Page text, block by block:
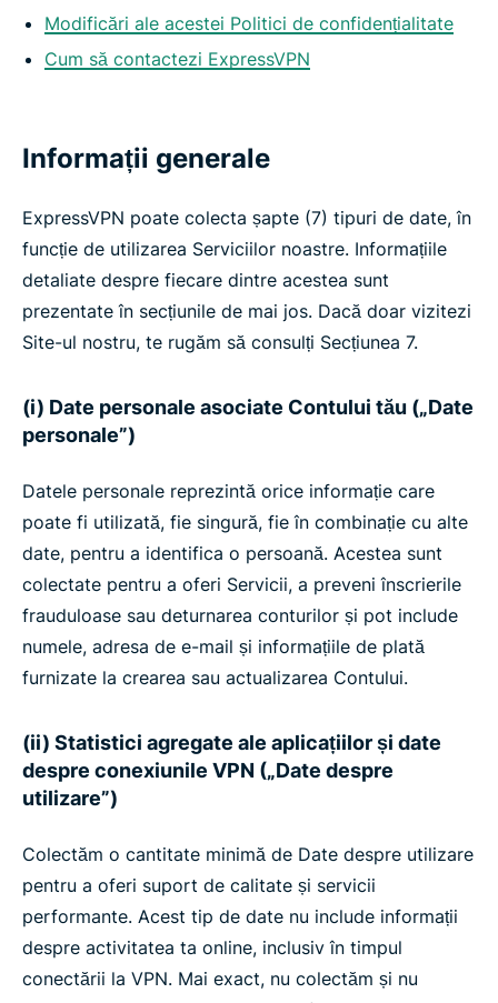
Modificări ale acestei Politici de confidențialitate
Cum să contactezi ExpressVPN
Informații generale
ExpressVPN poate colecta șapte (7) tipuri de date, în
funcție de utilizarea Serviciilor noastre. Informațiile
detaliate despre fiecare dintre acestea sunt
prezentate în secțiunile de mai jos. Dacă doar vizitezi
Site-ul nostru, te rugăm să consulți Secțiunea 7.
(i) Date personale asociate Contului tău („Date
personale”)
Datele personale reprezintă orice informație care
poate fi utilizată, fie singură, fie în combinație cu alte
date, pentru a identifica o persoană. Acestea sunt
colectate pentru a oferi Servicii, a preveni înscrierile
frauduloase sau deturnarea conturilor și pot include
numele, adresa de e-mail și informațiile de plată
furnizate la crearea sau actualizarea Contului.
(ii) Statistici agregate ale aplicațiilor și date
despre conexiunile VPN („Date despre
utilizare”)
Colectăm o cantitate minimă de Date despre utilizare
pentru a oferi suport de calitate și servicii
performante. Acest tip de date nu include informații
despre activitatea ta online, inclusiv în timpul
conectării la VPN. Mai exact, nu colectăm și nu